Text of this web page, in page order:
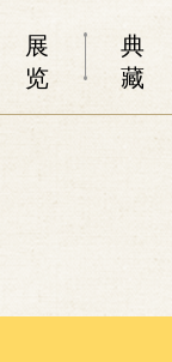
展
览
典
藏